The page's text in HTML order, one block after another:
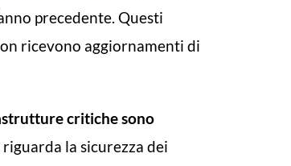
precedente. Questi
ricevono aggiornamenti di
critiche sono
la sicurezza dei